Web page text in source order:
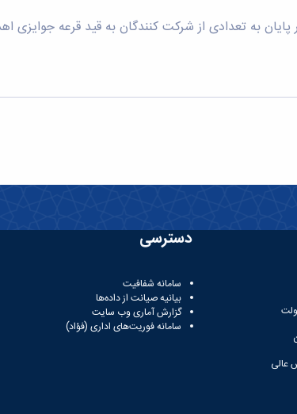
پایان به تعدادی از شرکت کنندگان به قید قرعه جوایزی
عالی
دسترسی
سامانه شفافیت
بیانیه صیانت از داده‌ها
گزارش آماری وب‌ سایت
سامانه فوریت‌های اداری (فؤاد)